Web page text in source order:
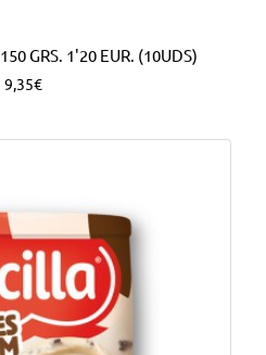
MINI CHOCO TWINS 150 GRS. 1'20 EUR. (10UDS)
9,35€